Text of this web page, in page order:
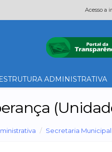
Acesso a
ESTRUTURA ADMINISTRATIVA
Secretaria